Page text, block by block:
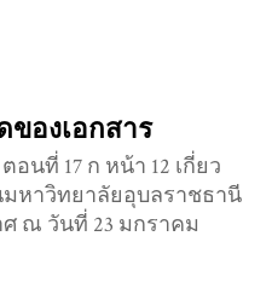
ของเอกสาร
อนที่ 17 ก หน้า 12 เกี่ยว
หาวิทยาลัยอุบลราชธานี
ศ ณ วันที่ 23 มกราคม